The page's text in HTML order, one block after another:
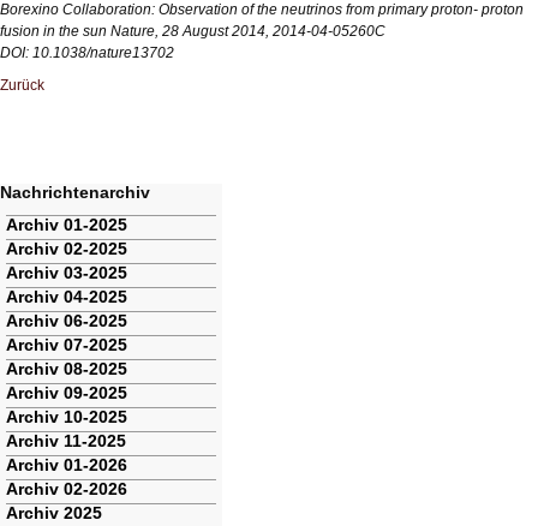
Borexino Collaboration: Observation of the neutrinos from primary proton- proton
fusion in the sun Nature, 28 August 2014, 2014-04-05260C
DOI: 10.1038/nature13702
Zurück
Nachrichtenarchiv
Navigation
überspringen
Archiv 01-2025
Archiv 02-2025
Archiv 03-2025
Archiv 04-2025
Archiv 06-2025
Archiv 07-2025
Archiv 08-2025
Archiv 09-2025
Archiv 10-2025
Archiv 11-2025
Archiv 01-2026
Archiv 02-2026
Archiv 2025